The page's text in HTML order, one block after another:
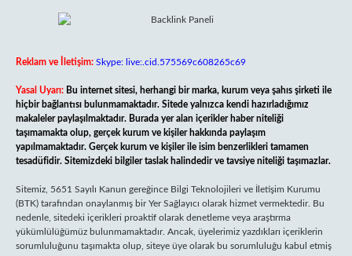
Reklam ve İletişim: Skype: live:.cid.575569c608265c69
Yasal Uyarı: Bu internet sitesi, herhangi bir marka, kurum veya şahıs şirketi ile
hiçbir bağlantısı bulunmamaktadır. Sitede yalnızca kendi hazırladığımız
makaleler paylaşılmaktadır. Burada yer alan içerikler haber niteliği
taşımamakta olup, gerçek kurum ve kişiler hakkında paylaşım
yapılmamaktadır. Gerçek kurum ve kişiler ile isim benzerlikleri tamamen
tesadüfidir. Sitemizdeki bilgiler taslak halindedir ve tavsiye niteliği taşımazlar.
Sitemiz, 5651 Sayılı Kanun gereğince Bilgi Teknolojileri ve İletişim Kurumu
(BTK) tarafından onaylanmış bir Yer Sağlayıcı olarak hizmet vermektedir. Bu
nedenle, sitedeki içerikleri proaktif olarak denetleme veya araştırma
yükümlülüğümüz bulunmamaktadır. Ancak, üyelerimiz yazdıkları içeriklerin
sorumluluğunu taşımakta olup, siteye üye olarak bu sorumluluğu kabul etmiş